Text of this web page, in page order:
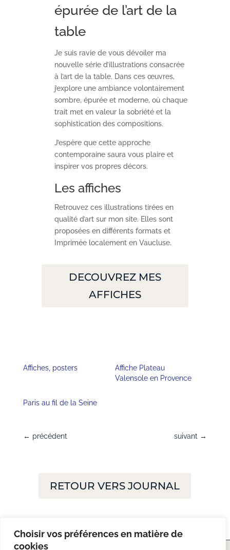
Choisir vos préférences en matière de
cookies
épurée de l’art de la
table
Je suis ravie de vous dévoiler ma
nouvelle série d’illustrations consacrée
à l’art de la table. Dans ces œuvres,
j’explore une ambiance volontairement
sombre, épurée et moderne, où chaque
trait met en valeur la sobriété et la
sophistication des compositions.
J’espère que cette approche
contemporaine saura vous plaire et
inspirer vos propres décors.
Les affiches
Retrouvez ces illustrations tirées en
qualité d’art sur mon site. Elles sont
proposées en différents formats et
Imprimée localement en Vaucluse.
DECOUVREZ MES
AFFICHES
Affiches, posters
Affiche Plateau
Valensole en Provence
Paris au fil de la Seine
← précédent suivant →
RETOUR VERS JOURNAL